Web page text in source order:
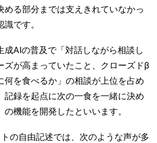
める部分までは支えきれていなかっ
です。
成AIの普及で「対話しながら相談し
ズが高まっていたこと、クローズドβ
何を食べるか」の相談が上位を占め
記録を起点に次の一食を一緒に決め
の機能を開発したといいます。
の自由記述では、次のような声が多